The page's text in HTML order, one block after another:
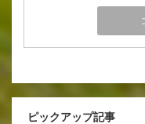
ピックアップ記事